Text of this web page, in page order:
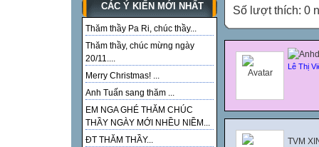
CÁC Ý KIẾN MỚI NHẤT
Thăm thầy Pa Ri, chúc thầy...
Thăm thầy, chúc mừng ngày
20/11....
Merry Christmas! ...
Anh Tuấn sang thăm ...
EM NGA GHÉ THĂM CHÚC
THẦY NGÀY MỚI NHỀU NIỀM...
ĐT THĂM THẦY...
Số lượt thích: 0
Lê Thị
TVM